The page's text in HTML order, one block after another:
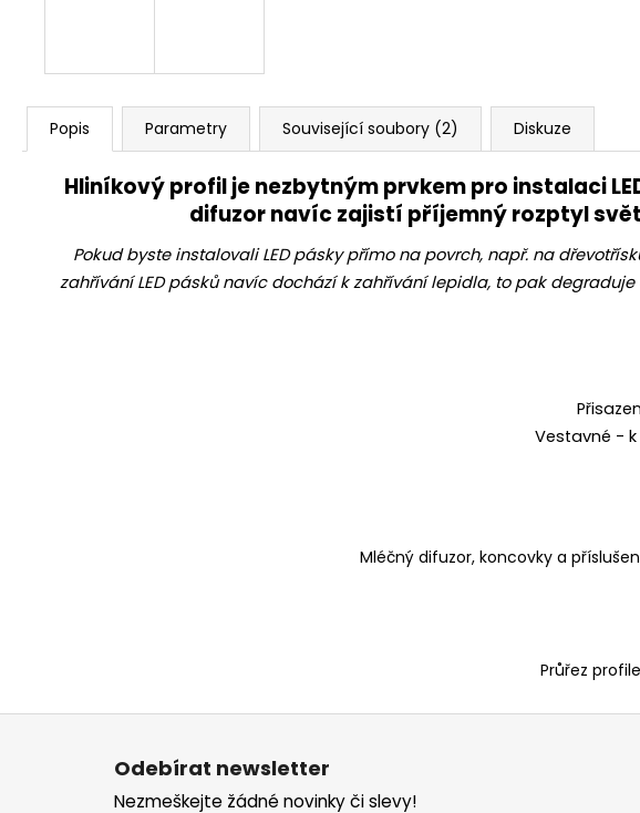
Popis Parametry Související soubory (2) Diskuze
Hliníkový profil je nezbytným prvkem pro instalaci
difuzor navíc zajistí příjemný rozptyl
Pokud byste instalovali LED pásky přímo na povrch, např. na
zahřívání LED pásků navíc dochází k zahřívání lepidla, to pak
Vestavné -
Mléčný difuzor, koncovky a
Průřez
Z
Odebírat newsletter
Nezmeškejte žádné novinky či slevy!